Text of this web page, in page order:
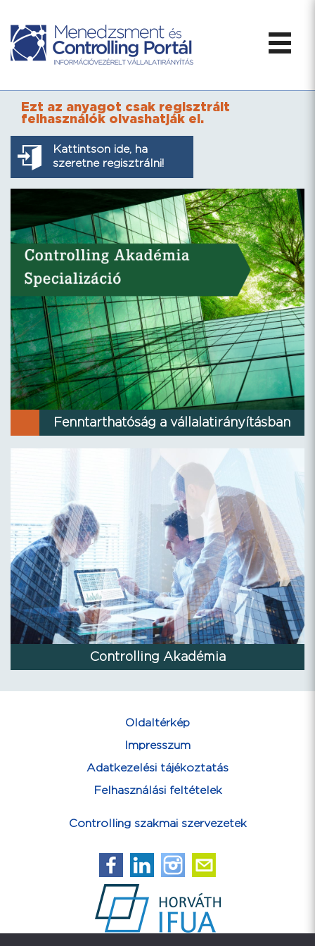
Ezt az anyagot csak regisztrált
felhasználók olvashatják el.
Kattintson ide, ha
szeretne regisztrálni!
Fenntarthatóság a vállalatirányításban
Controlling Akadémia
Oldaltérkép
Impresszum
Adatkezelési tájékoztatás
Felhasználási feltételek
Controlling szakmai szervezetek